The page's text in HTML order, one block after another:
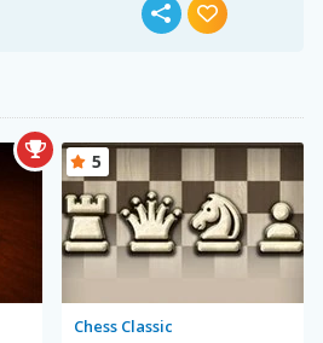
Chess Classic
5